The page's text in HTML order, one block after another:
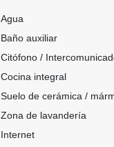
Agua
Baño auxiliar
Citófono /
Cocina integral
Suelo de cerámica /
Zona de lavandería
Internet